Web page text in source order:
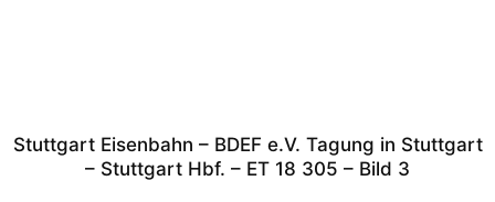
Stuttgart Eisenbahn – BDEF e.V. Tagung in Stuttgart
– Stuttgart Hbf. – ET 18 305 – Bild 3